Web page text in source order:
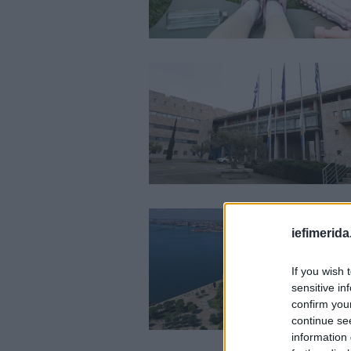
If you wish
sensitive
confirm
continue
information